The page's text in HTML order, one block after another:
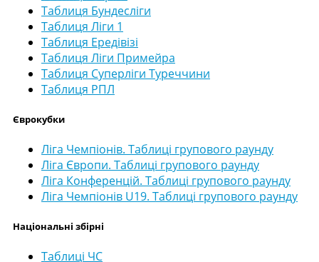
Таблиця Бундесліги
Таблиця Ліги 1
Таблиця Ередівізі
Таблиця Ліги Примейра
Таблиця Суперліги Туреччини
Таблиця РПЛ
Єврокубки
Ліга Чемпіонів. Таблиці групового раунду
Ліга Європи. Таблиці групового раунду
Ліга Конференцій. Таблиці групового раунду
Ліга Чемпіонів U19. Таблиці групового раунду
Національні збірні
Таблиці ЧС